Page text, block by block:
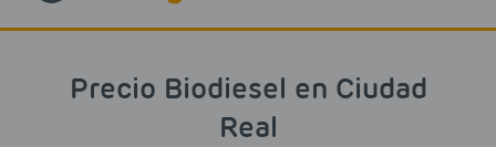
Precio Biodiesel en Ciudad
Real